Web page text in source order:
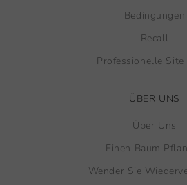
Bedingungen
Recall
Professionelle Site
ÜBER UNS
Über Uns
Einen Baum
Wender Sie